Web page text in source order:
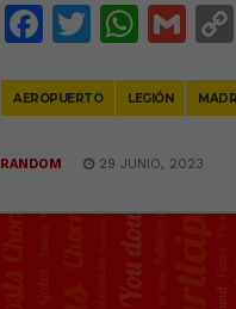
Facebook
Twitter
AEROPUERTO LEGIÓN
RANDOM 29 JUNIO, 2023